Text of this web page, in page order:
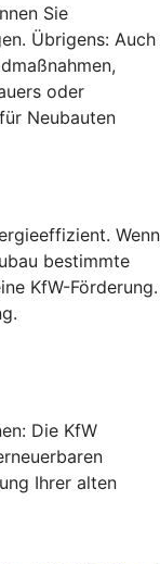
Sie
Übrigens: Auch
oder
Neubauten
Wenn
bestimmte
KfW-Förderung.
Die KfW
Ihrer alten